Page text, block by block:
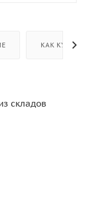
КАК КУПИТЬ
складов